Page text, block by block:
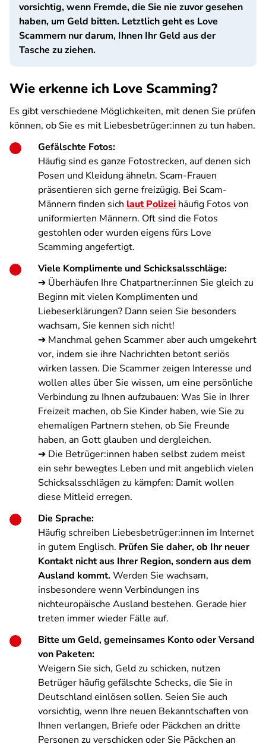
vorsichtig, wenn Fremde, die Sie nie zuvor gesehen
haben, um Geld bitten. Letztlich geht es Love
Scammern nur darum, Ihnen Ihr Geld aus der
Tasche zu ziehen.
Wie erkenne ich Love Scamming?
Es gibt verschiedene Möglichkeiten, mit denen Sie prüfen
können, ob Sie es mit Liebesbetrüger:innen zu tun haben.
Gefälschte Fotos:
Häufig sind es ganze Fotostrecken, auf denen sich
Posen und Kleidung ähneln. Scam-Frauen
präsentieren sich gerne freizügig. Bei Scam-
Männern finden sich laut Polizei häufig Fotos von
uniformierten Männern. Oft sind die Fotos
gestohlen oder wurden eigens fürs Love
Scamming angefertigt.
Viele Komplimente und Schicksalsschläge:
➔ Überhäufen Ihre Chatpartner:innen Sie gleich zu
Beginn mit vielen Komplimenten und
Liebeserklärungen? Dann seien Sie besonders
wachsam, Sie kennen sich nicht!
➔ Manchmal gehen Scammer aber auch umgekehrt
vor, indem sie ihre Nachrichten betont seriös
wirken lassen. Die Scammer zeigen Interesse und
wollen alles über Sie wissen, um eine persönliche
Verbindung zu Ihnen aufzubauen: Was Sie in Ihrer
Freizeit machen, ob Sie Kinder haben, wie Sie zu
ehemaligen Partnern stehen, ob Sie Freunde
haben, an Gott glauben und dergleichen.
➔ Die Betrüger:innen haben selbst zudem meist
ein sehr bewegtes Leben und mit angeblich vielen
Schicksalsschlägen zu kämpfen: Damit wollen
diese Mitleid erregen.
Die Sprache:
Häufig schreiben Liebesbetrüger:innen im Internet
in gutem Englisch. Prüfen Sie daher, ob Ihr neuer
Kontakt nicht aus Ihrer Region, sondern aus dem
Ausland kommt.Werden Sie wachsam,
insbesondere wenn Verbindungen ins
nichteuropäische Ausland bestehen. Gerade hier
treten immer wieder Fälle auf.
Bitte um Geld, gemeinsames Konto oder Versand
von Paketen:
Weigern Sie sich, Geld zu schicken, nutzen
Betrüger häufig gefälschte Schecks, die Sie in
Deutschland einlösen sollen. Seien Sie auch
vorsichtig, wenn Ihre neuen Bekanntschaften von
Ihnen verlangen, Briefe oder Päckchen an dritte
Personen zu verschicken oder Sie Päckchen an